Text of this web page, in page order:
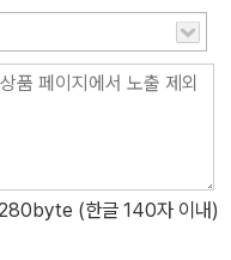
용한 정보들을 담았다. 별
지도가 담겨 있으며, 간단
행에 꼭 필요한 상황별 중
(한글 140자 이내)